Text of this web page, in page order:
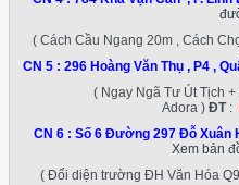
( Cách Cầu Ngang 20m , Cách
CN 5 : 296 Hoàng Văn Thụ , P4 ,
( Ngay Ngã Tư Út Tịch
Adora ) ĐT:
CN 6 : Số 6 Đường 297 Đỗ Xuân
Xem bản
( Đối diện trường ĐH Văn Hóa